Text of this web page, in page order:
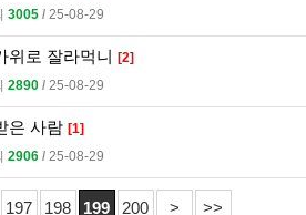
3005 l 25-08-29
위로 잘라먹니 [2]
2890 l 25-08-29
은 사람 [1]
2906 l 25-08-29
197 198 199 200 > >>